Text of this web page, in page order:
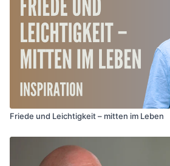
Friede und Leichtigkeit – mitten im Leben